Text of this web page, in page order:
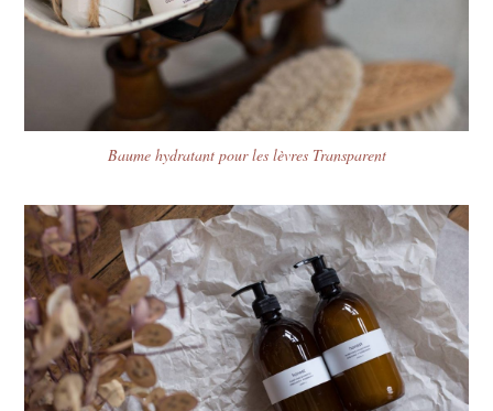
Baume hydratant pour les lèvres Transparent